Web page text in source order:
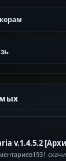
v.1.4.5.2
1931